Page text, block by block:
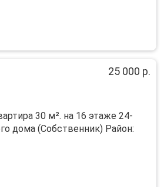
25 000 р.
30 м². на 16 этаже 24-
дома (Собственник) Район: